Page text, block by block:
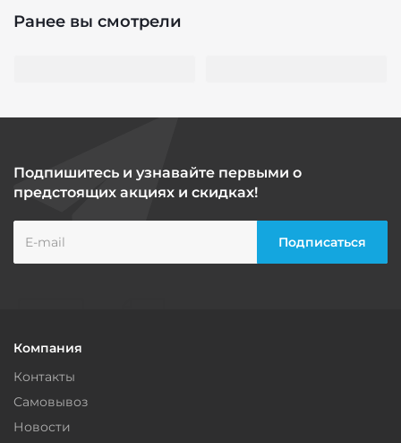
Ранее вы смотрели
Подпишитесь и узнавайте первыми о
предстоящих акциях и скидках!
Компания
Контакты
Самовывоз
Новости